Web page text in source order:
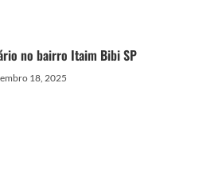
no bairro Itaim Bibi SP
18, 2025